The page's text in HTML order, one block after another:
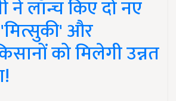
लॉन्च किए दो नए
और
को मिलेगी उन्नत